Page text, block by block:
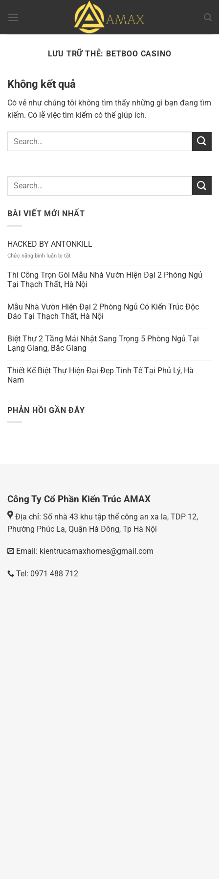
đến
LƯU TRỮ THẺ: BETBOO CASINO
Không kết quả
Có vẻ như chúng tôi không tìm thấy những gì bạn đang tìm
kiếm. Có lẽ việc tìm kiếm có thể giúp ích.
BÀI VIẾT MỚI NHẤT
HACKED BY ANTONKILL
Chức năng bình luận bị tắt
BY
ANTONKILL
Thi Công Trọn Gói Mẫu Nhà Vườn Hiện Đại 2 Phòng Ngủ
Tại Thạch Thất, Hà Nội
Mẫu Nhà Vườn Hiện Đại 2 Phòng Ngủ Có Kiến Trúc Độc
Đáo Tại Thạch Thất, Hà Nội
Biệt Thự 2 Tầng Mái Nhật Sang Trọng 5 Phòng Ngủ Tại
Lạng Giang, Bắc Giang
Thiết Kế Biệt Thự Hiện Đại Đẹp Tinh Tế Tại Phủ Lý, Hà
Nam
PHẢN HỒI GẦN ĐÂY
Công Ty Cổ Phần Kiến Trúc AMAX
Địa chỉ: Số nhà 43 khu tập thể công an xa la, TDP 12,
Phường Phúc La, Quận Hà Đông, Tp Hà Nội
Email: kientrucamaxhomes@gmail.com
Tel: 0971 488 712